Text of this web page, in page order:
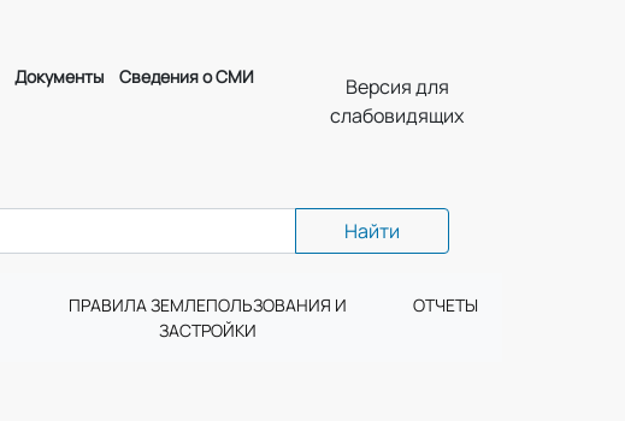
Документы Сведения о СМИ
Версия для
слабовидящих
Найти
ПРАВИЛА ЗЕМЛЕПОЛЬЗОВАНИЯ И
ЗАСТРОЙКИ
ОТЧЕТЫ